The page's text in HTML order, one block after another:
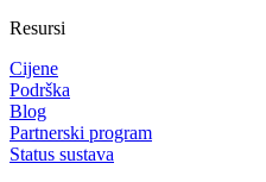
Resursi
Cijene
Podrška
Blog
Partnerski program
Status sustava